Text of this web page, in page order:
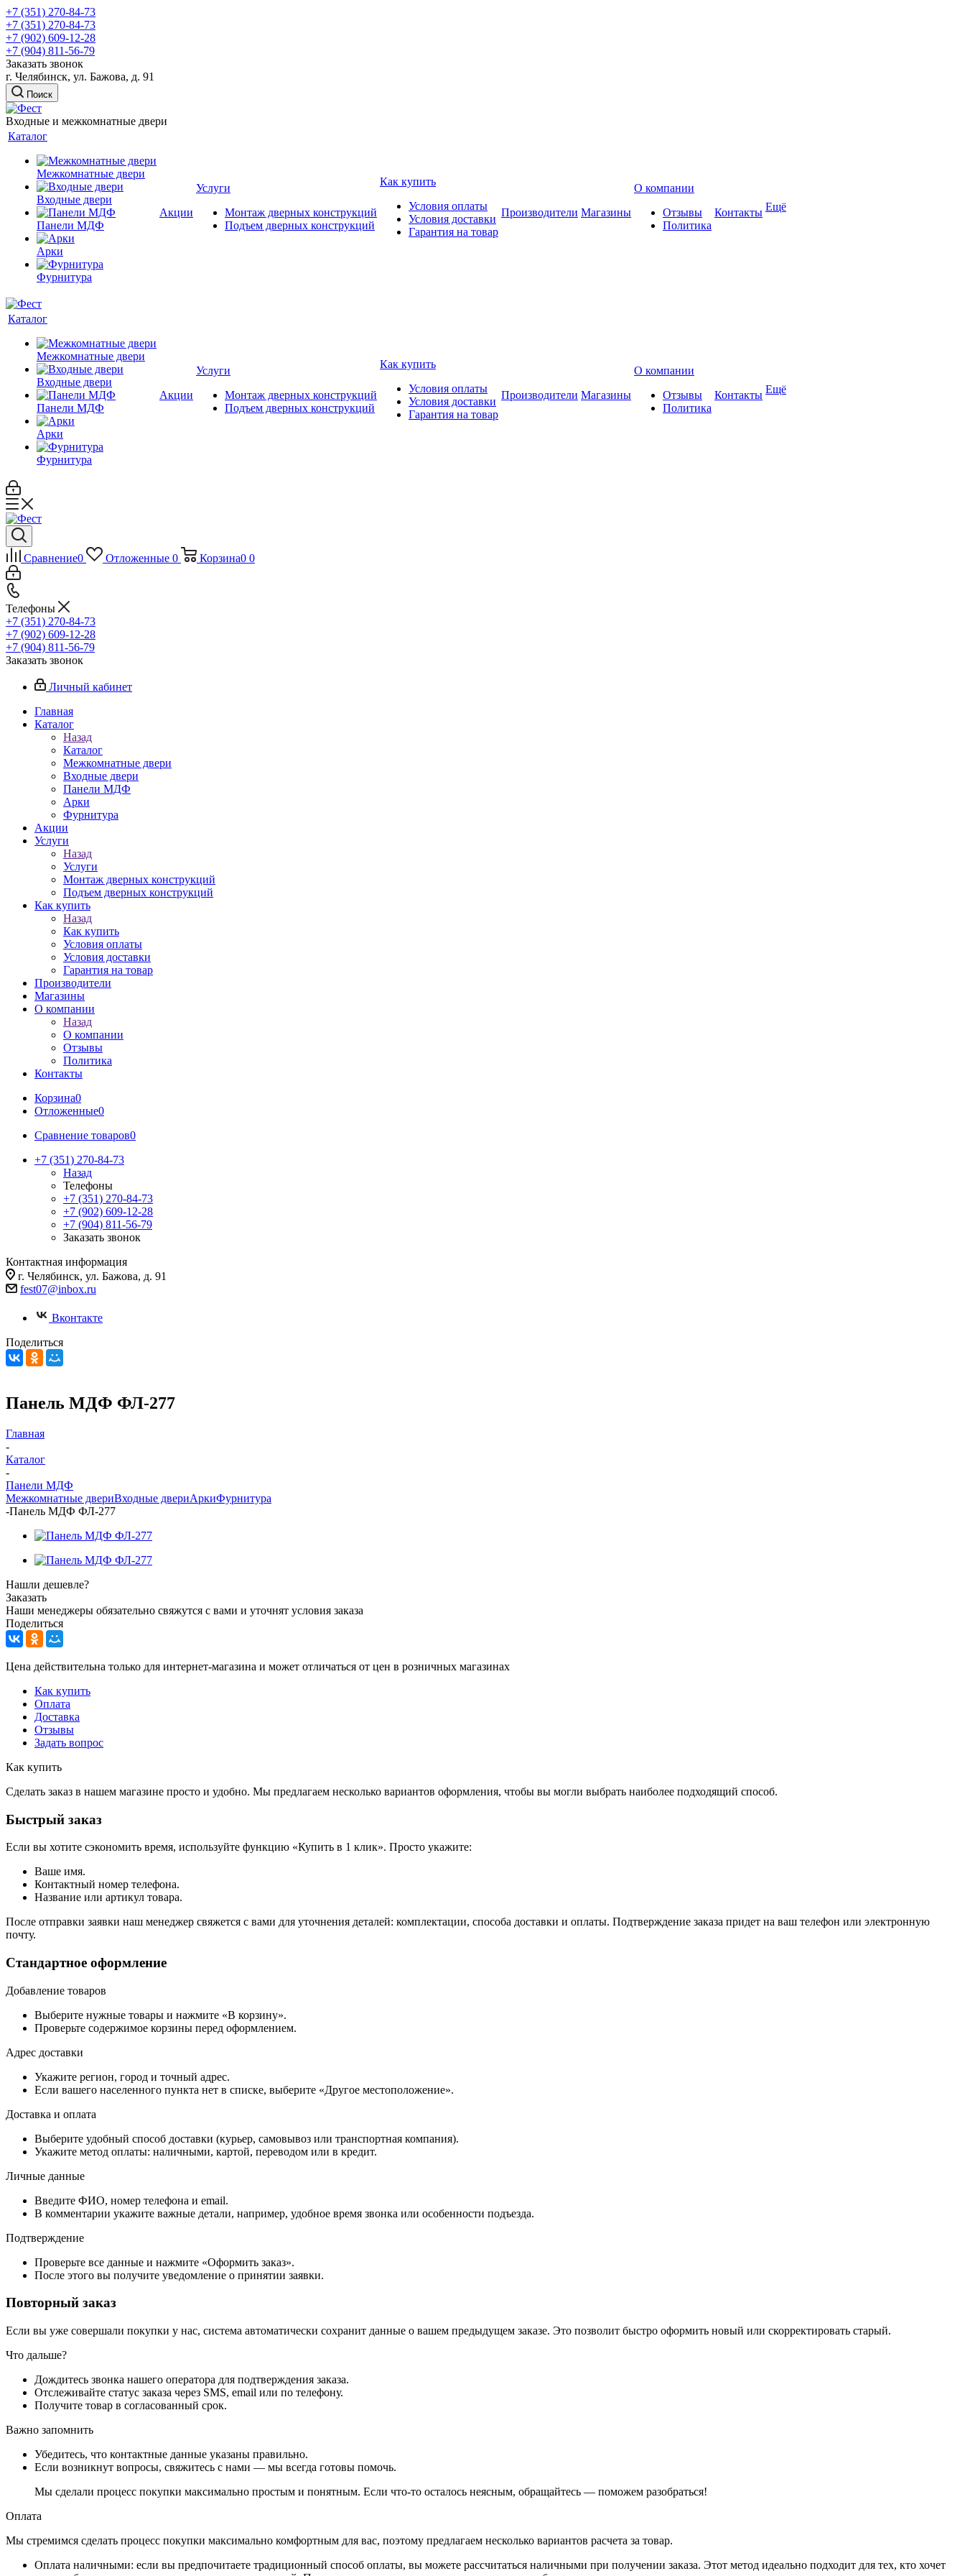
+7 (351) 270-84-73
+7 (351) 270-84-73
+7 (902) 609-12-28
+7 (904) 811-56-79
Заказать звонок
г. Челябинск, ул. Бажова, д. 91
Поиск
Входные и межкомнатные двери
Каталог
Межкомнатные двери
Входные двери
Панели МДФ
Арки
Фурнитура
Акции
Услуги
Монтаж дверных конструкций
Подъем дверных конструкций
Как купить
Условия оплаты
Условия доставки
Гарантия на товар
Производители Магазины
О компании
Отзывы
Политика
Контакты Ещё
Каталог
Межкомнатные двери
Входные двери
Панели МДФ
Арки
Фурнитура
Акции
Услуги
Монтаж дверных конструкций
Подъем дверных конструкций
Как купить
Условия оплаты
Условия доставки
Гарантия на товар
Производители Магазины
О компании
Отзывы
Политика
Контакты Ещё
Сравнение0 Отложенные 0 Корзина0 0
Телефоны
+7 (351) 270-84-73
+7 (902) 609-12-28
+7 (904) 811-56-79
Заказать звонок
Личный кабинет
Главная
Каталог
Назад
Каталог
Межкомнатные двери
Входные двери
Панели МДФ
Арки
Фурнитура
Акции
Услуги
Назад
Услуги
Монтаж дверных конструкций
Подъем дверных конструкций
Как купить
Назад
Как купить
Условия оплаты
Условия доставки
Гарантия на товар
Производители
Магазины
О компании
Назад
О компании
Отзывы
Политика
Контакты
Корзина0
Отложенные0
Сравнение товаров0
+7 (351) 270-84-73
Назад
Телефоны
+7 (351) 270-84-73
+7 (902) 609-12-28
+7 (904) 811-56-79
Заказать звонок
Контактная информация
г. Челябинск, ул. Бажова, д. 91
fest07@inbox.ru
Вконтакте
Поделиться
Панель МДФ ФЛ-277
Главная
-
Каталог
-
Панели МДФ
Межкомнатные двериВходные двериАркиФурнитура
-Панель МДФ ФЛ-277
Нашли дешевле?
Заказать
Наши менеджеры обязательно свяжутся с вами и уточнят условия заказа
Поделиться
Цена действительна только для интернет-магазина и может отличаться от цен в розничных магазинах
Как купить
Оплата
Доставка
Отзывы
Задать вопрос
Как купить
Сделать заказ в нашем магазине просто и удобно. Мы предлагаем несколько вариантов оформления, чтобы вы могли выбрать наиболее подходящий способ.
Быстрый заказ
Если вы хотите сэкономить время, используйте функцию «Купить в 1 клик». Просто укажите:
Ваше имя.
Контактный номер телефона.
Название или артикул товара.
После отправки заявки наш менеджер свяжется с вами для уточнения деталей: комплектации, способа доставки и оплаты. Подтверждение заказа придет на ваш телефон или электронную
почту.
Стандартное оформление
Добавление товаров
Выберите нужные товары и нажмите «В корзину».
Проверьте содержимое корзины перед оформлением.
Адрес доставки
Укажите регион, город и точный адрес.
Если вашего населенного пункта нет в списке, выберите «Другое местоположение».
Доставка и оплата
Выберите удобный способ доставки (курьер, самовывоз или транспортная компания).
Укажите метод оплаты: наличными, картой, переводом или в кредит.
Личные данные
Введите ФИО, номер телефона и email.
В комментарии укажите важные детали, например, удобное время звонка или особенности подъезда.
Подтверждение
Проверьте все данные и нажмите «Оформить заказ».
После этого вы получите уведомление о принятии заявки.
Повторный заказ
Если вы уже совершали покупки у нас, система автоматически сохранит данные о вашем предыдущем заказе. Это позволит быстро оформить новый или скорректировать старый.
Что дальше?
Дождитесь звонка нашего оператора для подтверждения заказа.
Отслеживайте статус заказа через SMS, email или по телефону.
Получите товар в согласованный срок.
Важно запомнить
Убедитесь, что контактные данные указаны правильно.
Если возникнут вопросы, свяжитесь с нами — мы всегда готовы помочь.
Мы сделали процесс покупки максимально простым и понятным. Если что-то осталось неясным, обращайтесь — поможем разобраться!
Оплата
Мы стремимся сделать процесс покупки максимально комфортным для вас, поэтому предлагаем несколько вариантов расчета за товар.
Оплата наличными: если вы предпочитаете традиционный способ оплаты, вы можете рассчитаться наличными при получении заказа. Этот метод идеально подходит для тех, кто хочет